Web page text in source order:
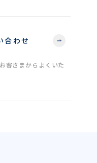
合わせ
客さまからよくいた